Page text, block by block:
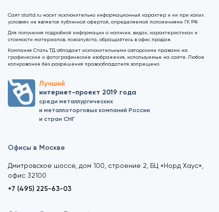
Сайт staltd.ru носит исключительно информационный характер и ни при каких
условиях не является публичной офертой, определяемой положениями ГК РФ.
Для получения подробной информации о наличии, видах, характеристиках и
стоимости материалов, пожалуйста, обращайтесь в офис продаж.
Компания Сталь ТД обладает исключительными авторскими правами на
графические и фотографические изображения, используемые на сайте. Любое
копирование без разрешения правообладателя запрещено
Лучший
интернет-проект 2019 года
среди металлургических
и металлоторговых компаний России
и стран СНГ
Офисы в Москве
Дмитровское шоссе, дом 100, строение 2, БЦ «Норд Хаус»,
офис 32100
+7 (495) 225-63-03